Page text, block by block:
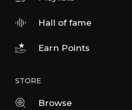
Hall of fame
Earn Points
STORE
Browse